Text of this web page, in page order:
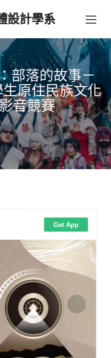
設計學系
部落的故事－
原住民族文化
音競賽